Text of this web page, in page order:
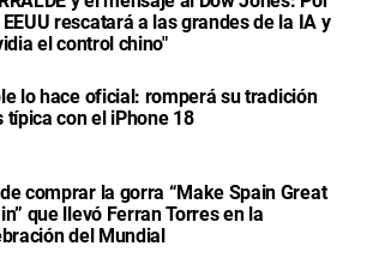
rescatará a las grandes de la IA y
el control chino"
lo hace oficial: romperá su tradición
típica con el iPhone 18
comprar la gorra “Make Spain Great
que llevó Ferran Torres en la
del Mundial